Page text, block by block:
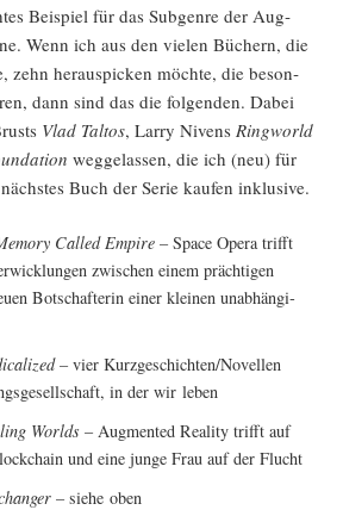
Bei­spiel für das Sub­gen­re der Aug­
Wenn ich aus den vie­len Büchern, die
zehn her­aus­pi­cken möch­te, die beson­
dann sind das die fol­gen­den. Dabei
Vlad Tal­tos, Lar­ry Nivens Ring­world
weg­ge­las­sen, die ich (neu) für
Buch der Serie kau­fen inklusive.
Cal­led Empire– Space Ope­ra trifft
zwi­schen einem präch­ti­gen
Bot­schaf­te­rin einer klei­nen unab­hän­gi­
– vier Kurzgeschichten/Novellen
in der wir leben
Worlds– Aug­men­ted Rea­li­ty trifft auf
und eine jun­ge Frau auf der Flucht
– sie­he oben